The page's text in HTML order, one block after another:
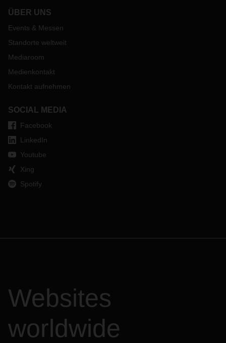
ÜBER UNS
Events & Messen
Standorte weltweit
Mediaroom
Medienkontakt
Kontakt aufnehmen
SOCIAL MEDIA
Facebook
LinkedIn
Youtube
Xing
Spotify
Websites
worldwide